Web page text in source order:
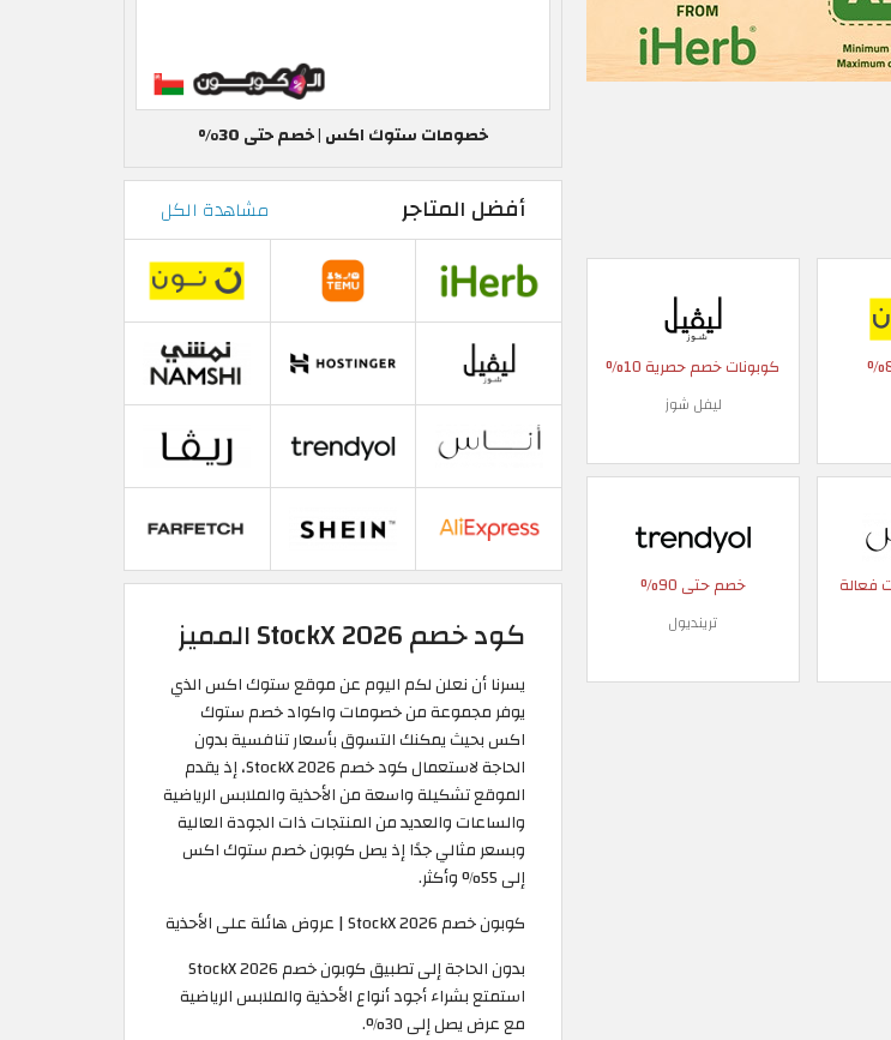
كوبونات خصم حصرية 10%
ليفل شوز
فعالة
خصم حتى 90%
ترينديول
خصومات ستوك اكس | خصم حتى 30%
أفضل المتاجر مشاهدة الكل
كود خصم StockX 2026 المميز
يسرنا أن نعلن لكم اليوم عن موقع ستوك اكس الذي
يوفر مجموعة من خصومات واكواد خصم ستوك
اكس بحيث يمكنك التسوق بأسعار تنافسية بدون
الحاجة لاستعمال كود خصم StockX 2026، إذ يقدم
الموقع تشكيلة واسعة من الأحذية والملابس الرياضية
والساعات والعديد من المنتجات ذات الجودة العالية
وبسعر مثالي جدًا إذ يصل كوبون خصم ستوك اكس
إلى 55% وأكثر.
كوبون خصم StockX 2026 | عروض هائلة على الأحذية
بدون الحاجة إلى تطبيق كوبون خصم StockX 2026
استمتع بشراء أجود أنواع الأحذية والملابس الرياضية
مع عرض يصل إلى 30%.